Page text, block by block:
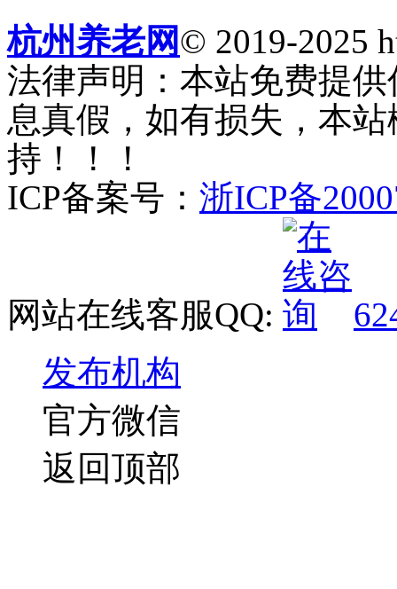
杭州养老网© 2019-2025
法律声明：本站免费提
息真假，如有损失，本
持！！！
ICP备案号： 浙ICP备
网站在线客服QQ:
发布机构
官方微信
返回顶部